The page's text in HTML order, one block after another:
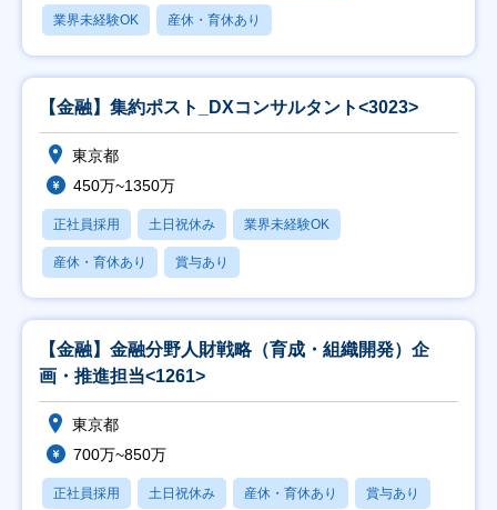
業界未経験OK 産休・育休あり
【金融】集約ポスト_DXコンサルタント<3023>
東京都
450万~1350万
正社員採用 土日祝休み 業界未経験OK
産休・育休あり 賞与あり
【金融】金融分野人財戦略（育成・組織開発）企
画・推進担当<1261>
東京都
700万~850万
正社員採用 土日祝休み 産休・育休あり 賞与あり